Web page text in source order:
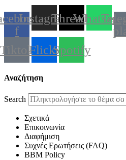
f
InstagramThreadsWhatsapp
TiktokFlickrSpotify
Αναζήτηση
Search
Σχετικά
Επικοινωνία
Διαφήμιση
Συχνές Ερωτήσεις (FAQ)
BBM Policy